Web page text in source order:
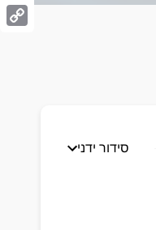
סידור ידני
X